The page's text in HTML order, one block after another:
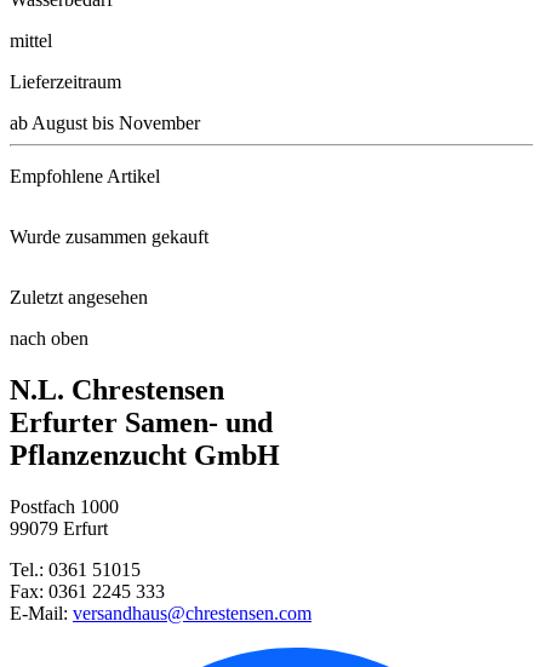
mittel
Lieferzeitraum
ab August bis November
Empfohlene Artikel
Neudorffs® UrgesteinsMehl
Wurde zusammen gekauft
Scheinsonnenhut SunSeekers® Mi ...
Saatschalen - Blumen
Gartenmohn Royal Wedding
Winterharter Eukalyptus Azura, ...
Pepino-Birnenmelone Copa® (unv ...
Zuletzt angesehen
Magnolie Blue Opal
nach oben
N.L. Chrestensen
Erfurter Samen- und
Pflanzenzucht GmbH
Postfach 1000
99079 Erfurt
Tel.: 0361 51015
Fax: 0361 2245 333
E-Mail: versandhaus@chrestensen.com